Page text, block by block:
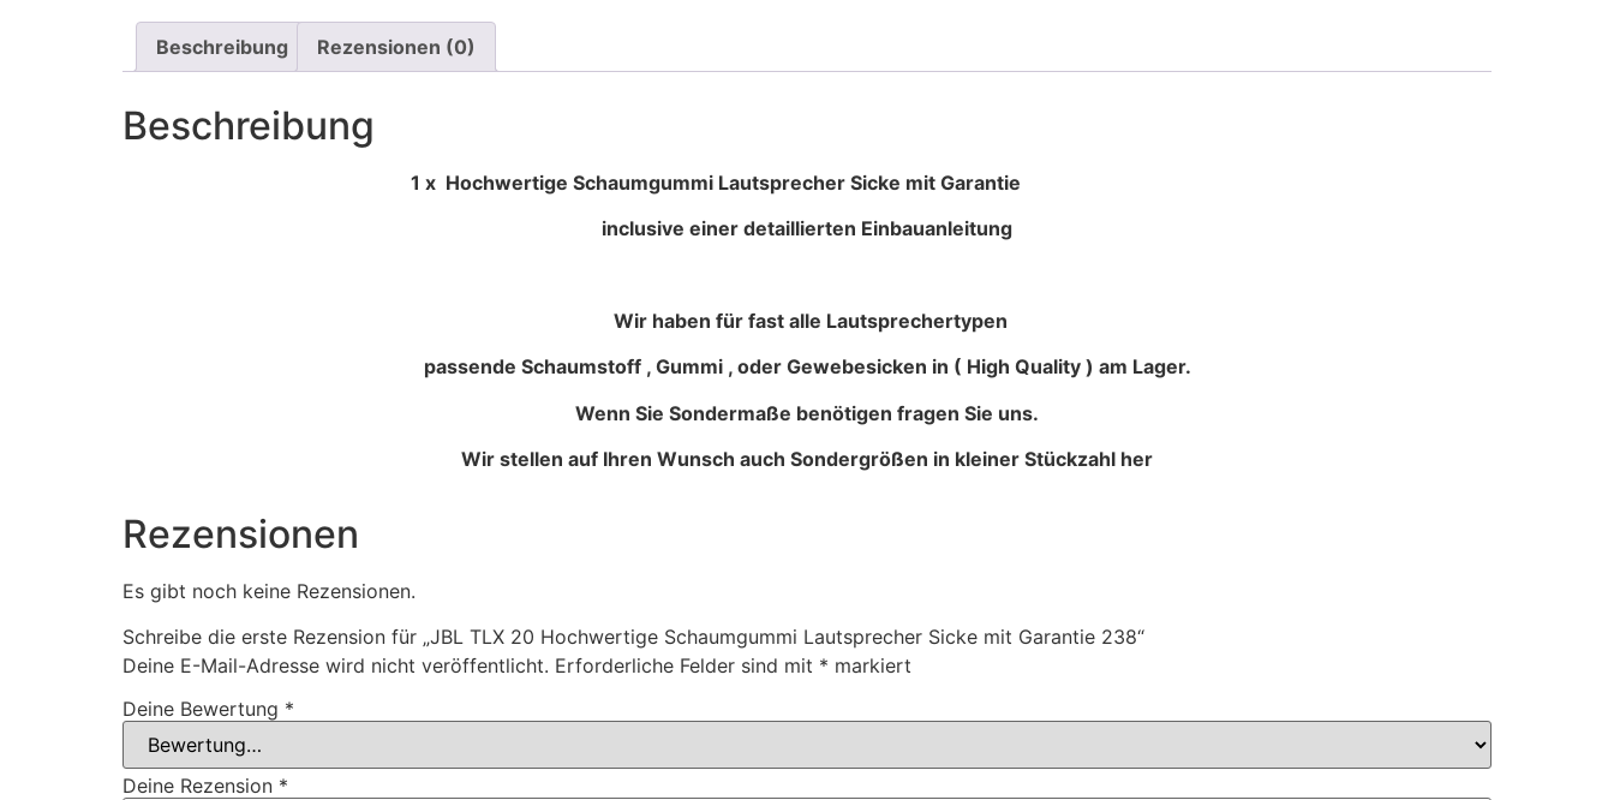
Beschreibung Rezensionen (0)
Beschreibung
1 x Hochwertige Schaumgummi Lautsprecher Sicke mit Garantie
inclusive einer detaillierten Einbauanleitung
Wir haben für fast alle Lautsprechertypen
passende Schaumstoff , Gummi , oder Gewebesicken in ( High Quality ) am Lager.
Wenn Sie Sondermaße benötigen fragen Sie uns.
Wir stellen auf Ihren Wunsch auch Sondergrößen in kleiner Stückzahl her
Rezensionen
Es gibt noch keine Rezensionen.
Schreibe die erste Rezension für „JBL TLX 20 Hochwertige Schaumgummi Lautsprecher Sicke mit Garantie 238“
Deine E-Mail-Adresse wird nicht veröffentlicht. Erforderliche Felder sind mit * markiert
Deine Bewertung *
Deine Rezension *